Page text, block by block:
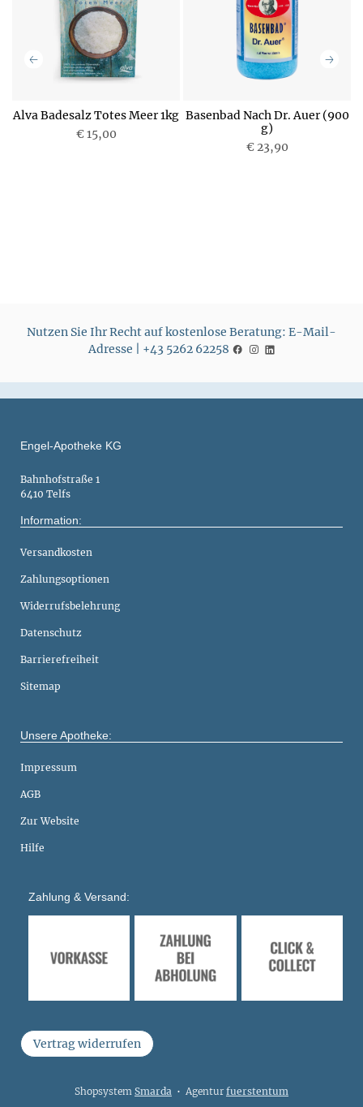
Alva Badesalz Totes Meer 1kg
€ 15,00
Basenbad Nach Dr. Auer (900
g)
€ 23,90r
Nutzen Sie Ihr Recht auf kostenlose Beratung: E-Mail-
Adresse | +43 5262 62258
Engel-Apotheke KG
Bahnhofstraße 1
6410 Telfs
Information:
Versandkosten
Zahlungsoptionen
Widerrufsbelehrung
Datenschutz
Barrierefreiheit
Sitemap
Unsere Apotheke:
Impressum
AGB
Zur Website
Hilfe
Zahlung & Versand:
Vertrag widerrufen
Shopsystem Smarda • Agentur fuerstentum